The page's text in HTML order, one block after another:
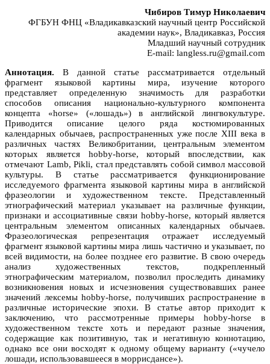
Чибиров Тимур Николаевич
ФГБУН ФНЦ «Владикавказский научный центр Российской
академии наук», Владикавказ, Россия
Младший научный сотрудник
E-mail: langless.ru@gmail.com
Аннотация. В данной статье рассматривается отдельный
фрагмент языковой картины мира, изучение которого
представляет определенную значимость для разработки
способов описания национально-культурного компонента
концепта «horse» («лошадь») в английской лингвокультуре.
Приводится описание целого ряда костюмированных
календарных обычаев, распространенных уже после XIII века в
различных частях Великобритании, центральным элементом
которых является hobby-horse, который впоследствии, как
отмечают Lamb, Pikli, стал представлять собой символ массовой
культуры. В статье рассматривается функционирование
исследуемого фрагмента языковой картины мира в английской
фразеологии и художественном тексте. Представленный
этнографический материал указывает на различные функции,
признаки и ассоциативные связи hobby-horse, который является
центральным элементом описанных календарных обычаев.
Фразеологическая репрезентация отражает исследуемый
фрагмент языковой картины мира лишь частично и указывает, по
всей видимости, на более позднее его развитие. В свою очередь
анализ художественных текстов, подкрепленный
этнографическим материалом, позволил проследить динамику
возникновения новых и исчезновения существовавших ранее
значений лексемы hobby-horse, получивших распространение в
различные исторические эпохи. В статье автор приходит к
заключению, что рассмотренные примеры hobby-horse в
художественном тексте хоть и передают разные значения,
содержащие как позитивную, так и негативную коннотацию,
однако все они восходят к одному общему варианту («чучело
лошади, использовавшееся в моррисдансе»).